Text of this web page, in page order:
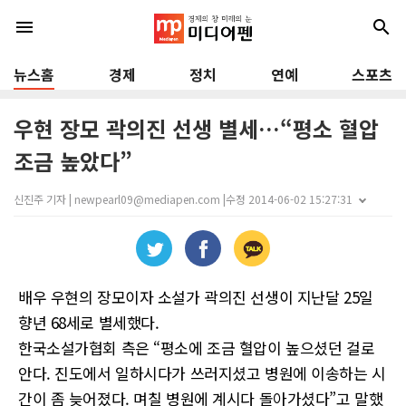
menu search
뉴스홈 경제 정치 연예 스포츠
우현 장모 곽의진 선생 별세…“평소 혈압
조금 높았다”
신진주 기자 | newpearl09@mediapen.com |수정 2014-06-02 15:27:31
배우 우현의 장모이자 소설가 곽의진 선생이 지난달 25일
향년 68세로 별세했다.
한국소설가협회 측은 “평소에 조금 혈압이 높으셨던 걸로
안다. 진도에서 일하시다가 쓰러지셨고 병원에 이송하는 시
간이 좀 늦어졌다. 며칠 병원에 계시다 돌아가셨다”고 말했